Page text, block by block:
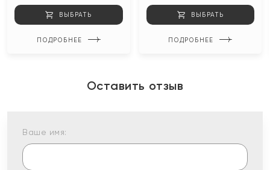
ВЫБРАТЬ
ПОДРОБНЕЕ
ВЫБРАТЬ
ПОДРОБНЕЕ
Оставить отзыв
Ваше имя: